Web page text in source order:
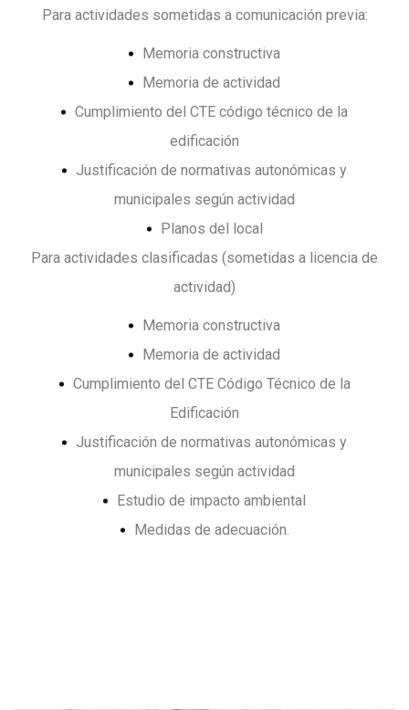
Para actividades sometidas a comunicación previa:
Memoria constructiva
Memoria de actividad
Cumplimiento del CTE código técnico de la
edificación
Justificación de normativas autonómicas y
municipales según actividad
Planos del local
Para actividades clasificadas (sometidas a licencia de
actividad)
Memoria constructiva
Memoria de actividad
Cumplimiento del CTE Código Técnico de la
Edificación
Justificación de normativas autonómicas y
municipales según actividad
Estudio de impacto ambiental
Medidas de adecuación.